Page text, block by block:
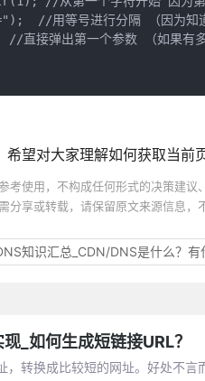
//用等号进行分隔 （因为知
直接弹出第一个参数 （如果有多
望对大家理解如何获取当前
考使用，不构成任何形式的决策建
分享或转载，请保留原文来源信息，
知识汇总_CDN/DNS是什么？有什
_如何生成短链接URL？
，转换成比较短的网址。好处不